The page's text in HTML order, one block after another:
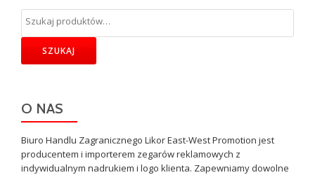
SZUKAJ
O NAS
Biuro Handlu Zagranicznego Likor East-West Promotion jest
producentem i importerem zegarów reklamowych z
indywidualnym nadrukiem i logo klienta. Zapewniamy dowolne